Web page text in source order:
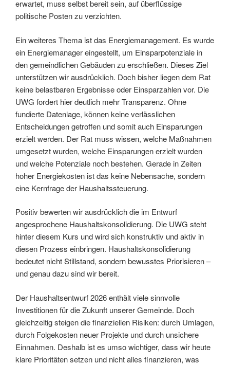
erwartet, muss selbst bereit sein, auf überflüssige
politische Posten zu verzichten.
Ein weiteres Thema ist das Energiemanagement. Es wurde
ein Energiemanager eingestellt, um Einsparpotenziale in
den gemeindlichen Gebäuden zu erschließen. Dieses Ziel
unterstützen wir ausdrücklich. Doch bisher liegen dem Rat
keine belastbaren Ergebnisse oder Einsparzahlen vor. Die
UWG fordert hier deutlich mehr Transparenz. Ohne
fundierte Datenlage, können keine verlässlichen
Entscheidungen getroffen und somit auch Einsparungen
erzielt werden. Der Rat muss wissen, welche Maßnahmen
umgesetzt wurden, welche Einsparungen erzielt wurden
und welche Potenziale noch bestehen. Gerade in Zeiten
hoher Energiekosten ist das keine Nebensache, sondern
eine Kernfrage der Haushaltssteuerung.
Positiv bewerten wir ausdrücklich die im Entwurf
angesprochene Haushaltskonsolidierung. Die UWG steht
hinter diesem Kurs und wird sich konstruktiv und aktiv in
diesen Prozess einbringen. Haushaltskonsolidierung
bedeutet nicht Stillstand, sondern bewusstes Priorisieren –
und genau dazu sind wir bereit.
Der Haushaltsentwurf 2026 enthält viele sinnvolle
Investitionen für die Zukunft unserer Gemeinde. Doch
gleichzeitig steigen die finanziellen Risiken: durch Umlagen,
durch Folgekosten neuer Projekte und durch unsichere
Einnahmen. Deshalb ist es umso wichtiger, dass wir heute
klare Prioritäten setzen und nicht alles finanzieren, was